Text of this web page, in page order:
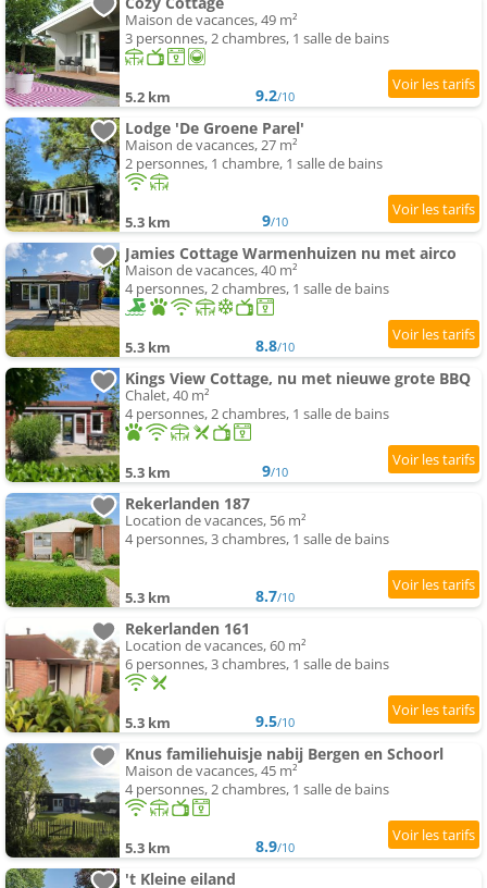
Maison de vacances, 49 m²
3 personnes, 2 chambres, 1 salle de bains
5.2 km 9.2/10
Lodge 'De Groene Parel'
Maison de vacances, 27 m²
2 personnes, 1 chambre, 1 salle de bains
5.3 km 9/10
Jamies Cottage Warmenhuizen nu met airco
Maison de vacances, 40 m²
4 personnes, 2 chambres, 1 salle de bains
5.3 km 8.8/10
Kings View Cottage, nu met nieuwe grote BBQ
Chalet, 40 m²
4 personnes, 2 chambres, 1 salle de bains
5.3 km 9/10
Rekerlanden 187
Location de vacances, 56 m²
4 personnes, 3 chambres, 1 salle de bains
5.3 km 8.7/10
Rekerlanden 161
Location de vacances, 60 m²
6 personnes, 3 chambres, 1 salle de bains
5.3 km 9.5/10
Knus familiehuisje nabij Bergen en Schoorl
Maison de vacances, 45 m²
4 personnes, 2 chambres, 1 salle de bains
5.3 km 8.9/10
't Kleine eiland